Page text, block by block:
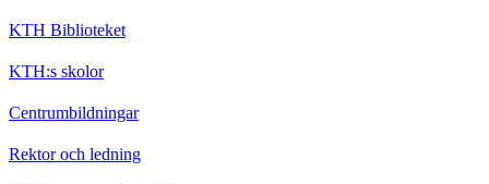
KTH Biblioteket
KTH:s skolor
Centrumbildningar
Rektor och ledning